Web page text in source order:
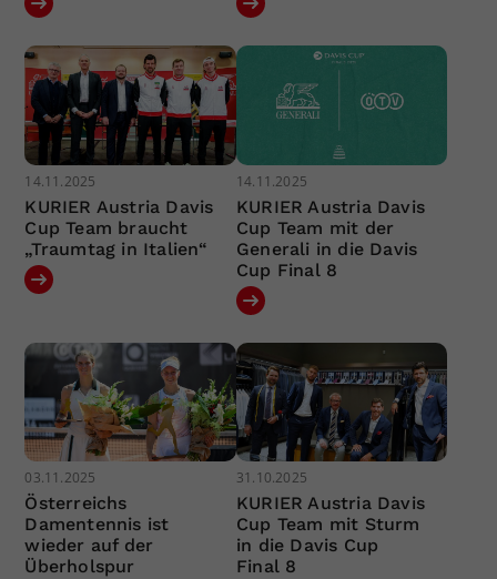
14.11.2025
KURIER Austria Davis
Cup Team braucht
„Traumtag in Italien“
14.11.2025
KURIER Austria Davis
Cup Team mit der
Generali in die Davis
Cup Final 8
03.11.2025
Österreichs
Damentennis ist
wieder auf der
Überholspur
31.10.2025
KURIER Austria Davis
Cup Team mit Sturm
in die Davis Cup
Final 8